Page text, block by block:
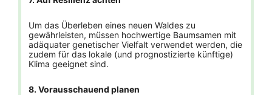
Um das Überleben eines neuen Waldes zu
gewährleisten, müssen hochwertige Baumsamen mit
adäquater genetischer Vielfalt verwendet werden, die
zudem für das lokale (und prognostizierte künftige)
Klima geeignet sind.
8. Vorausschauend planen